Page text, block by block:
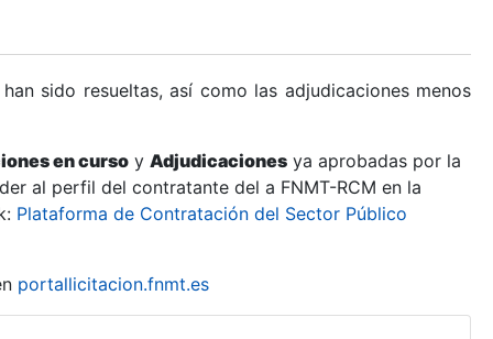
sido resueltas, así como las adjudicaciones menos
en curso y Adjudicaciones ya aprobadas por la
al perfil del contratante del a FNMT-RCM en la
Plataforma de Contratación del Sector Público
portallicitacion.fnmt.es